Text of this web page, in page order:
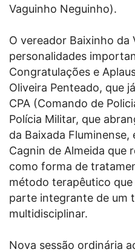
Vaguinho Neguinho).
O vereador Baixinho da
personalidades
Congratulações e
Oliveira Penteado, que
CPA (Comando de
Polícia Militar, que
da Baixada
Cagnin de Almeida que
como forma de
método terapêutico
parte integrante de um
multidisciplinar.
Nova sessão ordinária